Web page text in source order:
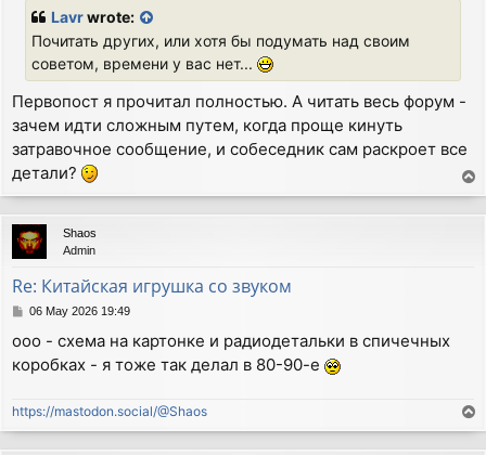
Lavrwrote:
Почитать других, или хотя бы подумать над своим
советом, времени у вас нет...
Первопост я прочитал полностью. А читать весь форум -
зачем идти сложным путем, когда проще кинуть
затравочное сообщение, и собеседник сам раскроет все
детали?
o
p
Shaos
Admin
Re: Китайская игрушка со звуком
P
s
t
06 May 2026 19:49
ооо - схема на картонке и радиодетальки в спичечных
коробках - я тоже так делал в 80-90-е
https://mastodon.social/@Shaos
o
p